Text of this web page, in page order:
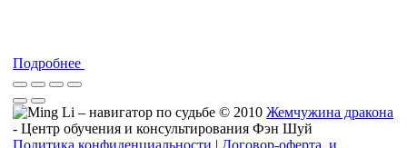
Подробнее
© 2010 Жемчужина дракона
- Центр обучения и консультирования Фэн Шуй